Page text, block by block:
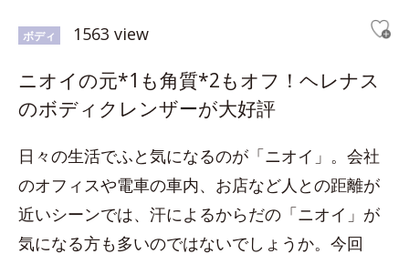
ボディ 1563 view
ニオイの元*1も角質*2もオフ！ヘレナス
のボディクレンザーが大好評
日々の生活でふと気になるのが「ニオイ」。会社
のオフィスや電車の車内、お店など人との距離が
近いシーンでは、汗によるからだの「ニオイ」が
気になる方も多いのではないでしょうか。今回